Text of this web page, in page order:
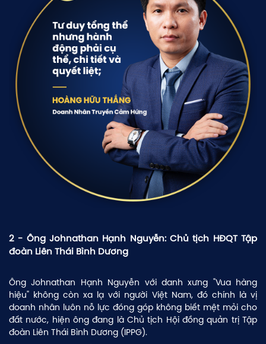
2 - Ông Johnathan Hạnh Nguyễn: Chủ tịch HĐQT Tập
đoàn Liên Thái Bình Dương
Ông Johnathan Hạnh Nguyễn với danh xưng "Vua hàng
hiệu" không còn xa lạ với người Việt Nam, đó chính là vị
doanh nhân luôn nỗ lực đóng góp không biết mệt mỏi cho
đất nước, hiện ông đang là Chủ tịch Hội đồng quản trị Tập
đoàn Liên Thái Bình Dương (IPPG).